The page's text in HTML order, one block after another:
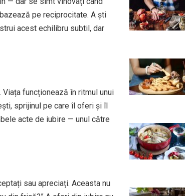
pe reciprocitate. A ști
acest echilibru subtil, dar
funcționează în ritmul unui
sprijinul pe care îl oferi și îl
acte de iubire — unul către
sau apreciați. Aceasta nu